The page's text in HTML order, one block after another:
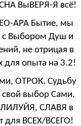
ВыВЕРЯ-Я всё!
АРА Бытие, мы
с Выбором Душ и
не отрицая в
опыта на 3.2!
ОТРОК, Судьбу
выбор Сами,
СЛАВЯ в
для ВСЕХ/ВСЕГО!